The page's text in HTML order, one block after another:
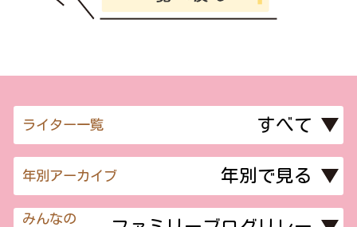
ライター一覧
年別アーカイブ
みんなの